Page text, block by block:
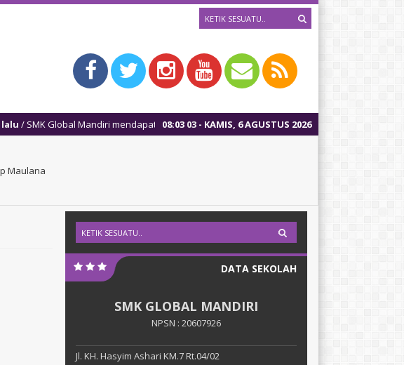
08:03 04 - KAMIS, 6 AGUSTUS 2026
mendapatkan Akreditasi B secara otomasi
Maulana
DATA SEKOLAH
SMK GLOBAL MANDIRI
NPSN : 20607926
Jl. KH. Hasyim Ashari KM.7 Rt.04/02